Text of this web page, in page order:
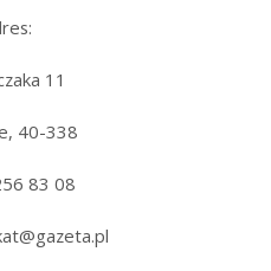
11
40-338
83 08‬